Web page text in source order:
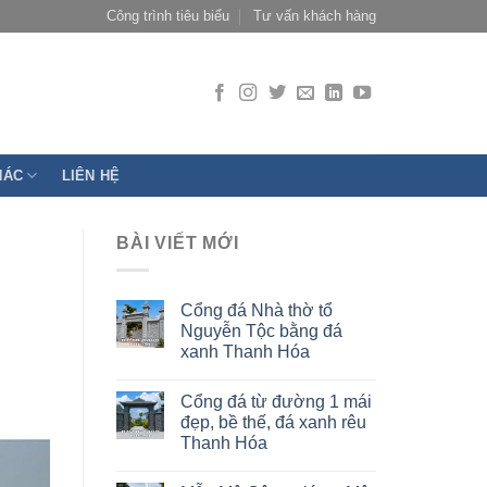
Công trình tiêu biểu Tư vấn khách hàng
LIÊN HỆ
BÀI VIẾT MỚI
Cổng đá Nhà thờ tổ
Nguyễn Tộc bằng đá
xanh Thanh Hóa
Cổng đá từ đường 1 mái
đẹp, bề thế, đá xanh rêu
Thanh Hóa